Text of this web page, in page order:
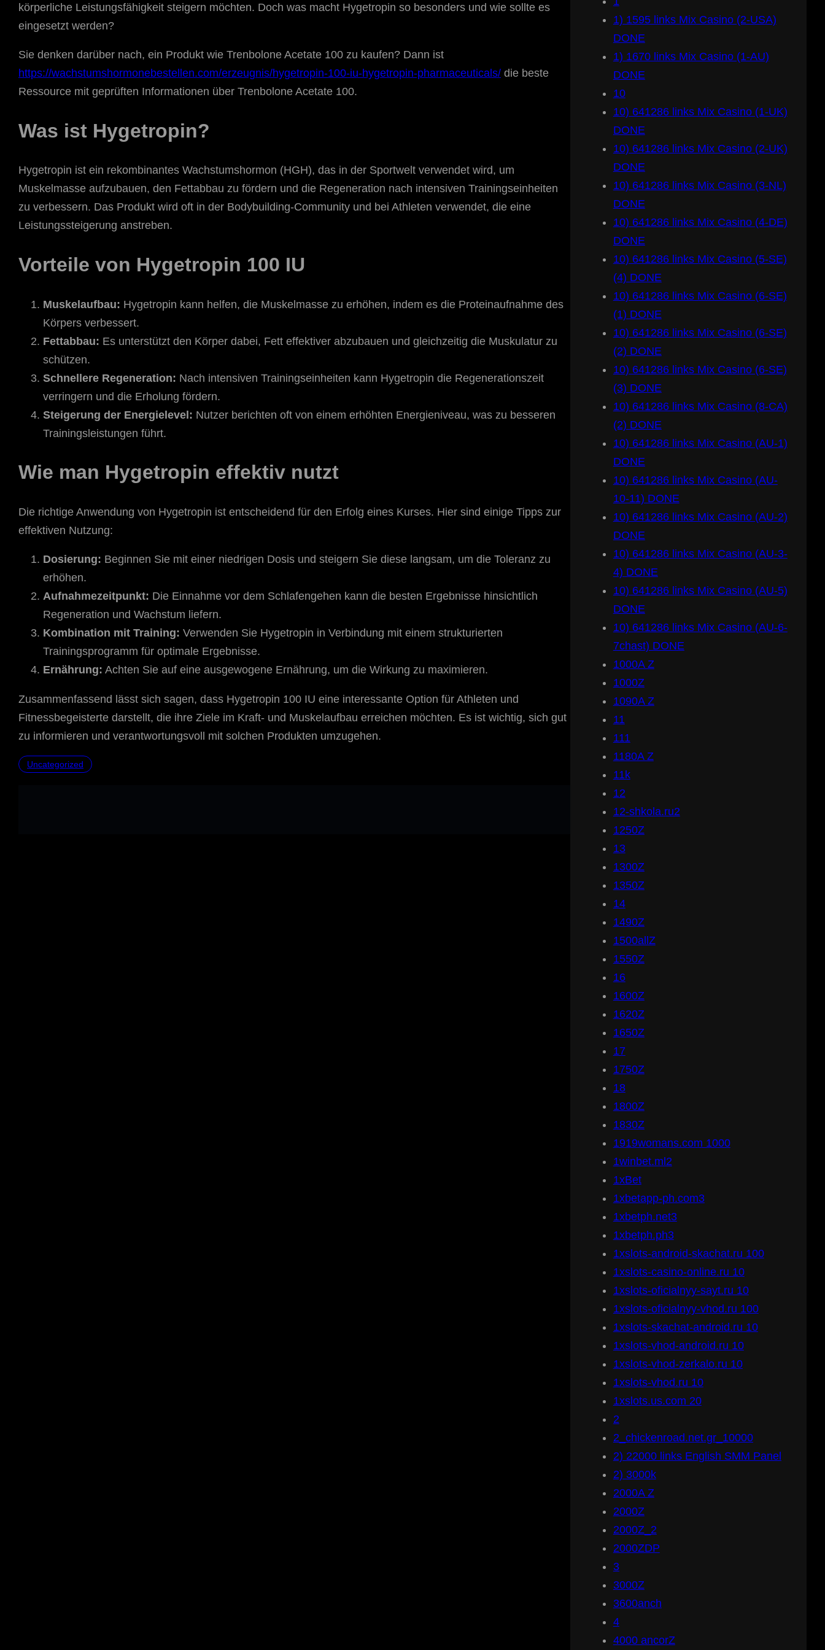
körperliche Leistungsfähigkeit steigern möchten. Doch was macht Hygetropin so besonders und wie sollte es
eingesetzt werden?
Sie denken darüber nach, ein Produkt wie Trenbolone Acetate 100 zu kaufen? Dann ist
https://wachstumshormonebestellen.com/erzeugnis/hygetropin-100-iu-hygetropin-pharmaceuticals/ die beste
Ressource mit geprüften Informationen über Trenbolone Acetate 100.
Was ist Hygetropin?
Hygetropin ist ein rekombinantes Wachstumshormon (HGH), das in der Sportwelt verwendet wird, um
Muskelmasse aufzubauen, den Fettabbau zu fördern und die Regeneration nach intensiven Trainingseinheiten
zu verbessern. Das Produkt wird oft in der Bodybuilding-Community und bei Athleten verwendet, die eine
Leistungssteigerung anstreben.
Vorteile von Hygetropin 100 IU
Muskelaufbau: Hygetropin kann helfen, die Muskelmasse zu erhöhen, indem es die Proteinaufnahme des
Körpers verbessert.
Fettabbau: Es unterstützt den Körper dabei, Fett effektiver abzubauen und gleichzeitig die Muskulatur zu
schützen.
Schnellere Regeneration: Nach intensiven Trainingseinheiten kann Hygetropin die Regenerationszeit
verringern und die Erholung fördern.
Steigerung der Energielevel: Nutzer berichten oft von einem erhöhten Energieniveau, was zu besseren
Trainingsleistungen führt.
Wie man Hygetropin effektiv nutzt
Die richtige Anwendung von Hygetropin ist entscheidend für den Erfolg eines Kurses. Hier sind einige Tipps zur
effektiven Nutzung:
Dosierung: Beginnen Sie mit einer niedrigen Dosis und steigern Sie diese langsam, um die Toleranz zu
erhöhen.
Aufnahmezeitpunkt: Die Einnahme vor dem Schlafengehen kann die besten Ergebnisse hinsichtlich
Regeneration und Wachstum liefern.
Kombination mit Training: Verwenden Sie Hygetropin in Verbindung mit einem strukturierten
Trainingsprogramm für optimale Ergebnisse.
Ernährung: Achten Sie auf eine ausgewogene Ernährung, um die Wirkung zu maximieren.
Zusammenfassend lässt sich sagen, dass Hygetropin 100 IU eine interessante Option für Athleten und
Fitnessbegeisterte darstellt, die ihre Ziele im Kraft- und Muskelaufbau erreichen möchten. Es ist wichtig, sich gut
zu informieren und verantwortungsvoll mit solchen Produkten umzugehen.
Uncategorized
1) 1595 links Mix Casino (2-USA)
DONE
1) 1670 links Mix Casino (1-AU)
DONE
10
10) 641286 links Mix Casino (1-UK)
DONE
10) 641286 links Mix Casino (2-UK)
DONE
10) 641286 links Mix Casino (3-NL)
DONE
10) 641286 links Mix Casino (4-DE)
DONE
10) 641286 links Mix Casino (5-SE)
(4) DONE
10) 641286 links Mix Casino (6-SE)
(1) DONE
10) 641286 links Mix Casino (6-SE)
(2) DONE
10) 641286 links Mix Casino (6-SE)
(3) DONE
10) 641286 links Mix Casino (8-CA)
(2) DONE
10) 641286 links Mix Casino (AU-1)
DONE
10) 641286 links Mix Casino (AU-
10-11) DONE
10) 641286 links Mix Casino (AU-2)
DONE
10) 641286 links Mix Casino (AU-3-
4) DONE
10) 641286 links Mix Casino (AU-5)
DONE
10) 641286 links Mix Casino (AU-6-
7chast) DONE
1000A Z
1000Z
1090A Z
11
111
1180A Z
11k
12
12-shkola.ru2
1250Z
13
1300Z
1350Z
14
1490Z
1500allZ
1550Z
16
1600Z
1620Z
1650Z
17
1750Z
18
1800Z
1830Z
1919womans.com 1000
1winbet.ml2
1xBet
1xbetapp-ph.com3
1xbetph.net3
1xbetph.ph3
1xslots-android-skachat.ru 100
1xslots-casino-online.ru 10
1xslots-oficialnyy-sayt.ru 10
1xslots-oficialnyy-vhod.ru 100
1xslots-skachat-android.ru 10
1xslots-vhod-android.ru 10
1xslots-vhod-zerkalo.ru 10
1xslots-vhod.ru 10
1xslots.us.com 20
2
2_chickenroad.net.gr_10000
2) 22000 links English SMM Panel
2) 3000k
2000A Z
2000Z
2000Z_2
2000ZDP
3
3000Z
3600anch
4
4000 ancorZ